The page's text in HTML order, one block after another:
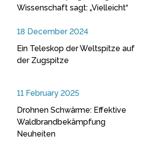
Wissenschaft sagt: „Vielleicht“
18 December 2024
Ein Teleskop der Weltspitze auf
der Zugspitze
11 February 2025
Drohnen Schwärme: Effektive
Waldbrandbekämpfung
Neuheiten